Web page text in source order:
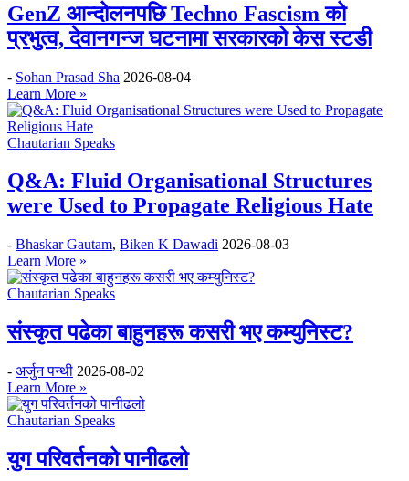
GenZ आन्दोलनपछि Techno Fascism को
प्रभुत्व, देवानगन्ज घटनामा सरकारको केस स्टडी
- Sohan Prasad Sha 2026-08-04
Learn More »
Chautarian Speaks
Q&A: Fluid Organisational Structures
were Used to Propagate Religious Hate
- Bhaskar Gautam, Biken K Dawadi 2026-08-03
Learn More »
Chautarian Speaks
संस्कृत पढेका बाहुनहरू कसरी भए कम्युनिस्ट?
- अर्जुन पन्थी 2026-08-02
Learn More »
Chautarian Speaks
युग परिवर्तनको पानीढलो